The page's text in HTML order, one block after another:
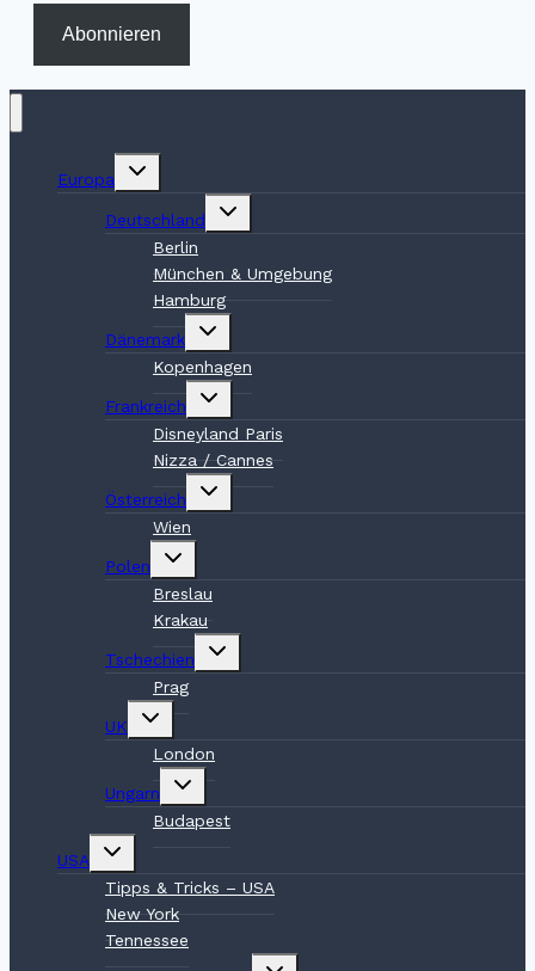
Abonnieren
Europa
Untermenü
umschalten
Deutschland
Untermenü
umschalten
Berlin
München & Umgebung
Hamburg
Dänemark
Untermenü
umschalten
Kopenhagen
Frankreich
Untermenü
umschalten
Disneyland Paris
Nizza / Cannes
Österreich
Untermenü
umschalten
Wien
Polen
Untermenü
umschalten
Breslau
Krakau
Tschechien
Untermenü
umschalten
Prag
UK
Untermenü
umschalten
London
Ungarn
Untermenü
umschalten
Budapest
USA
Untermenü
umschalten
Tipps & Tricks – USA
New York
Tennessee
Untermenü